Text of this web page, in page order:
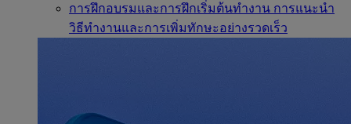
การฝึกอบรมและการฝึกเริ่มต้นทำงาน การแนะนำ
วิธีทำงานและการเพิ่มทักษะอย่างรวดเร็ว